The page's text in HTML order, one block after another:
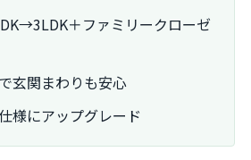
＋ファミリークローゼ
玄関まわりも安心
様にアップグレード